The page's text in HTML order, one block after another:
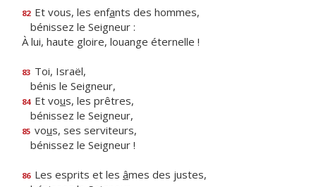
82 Et vous, les enfants des hommes,
bénissez le Seigneur :
À lui, haute gloire, louange éternelle !
83 Toi, Israël,
bénis le Seigneur,
84 Et vous, les prêtres,
bénissez le Seigneur,
85 vous, ses serviteurs,
bénissez le Seigneur !
86 Les esprits et les âmes des justes,